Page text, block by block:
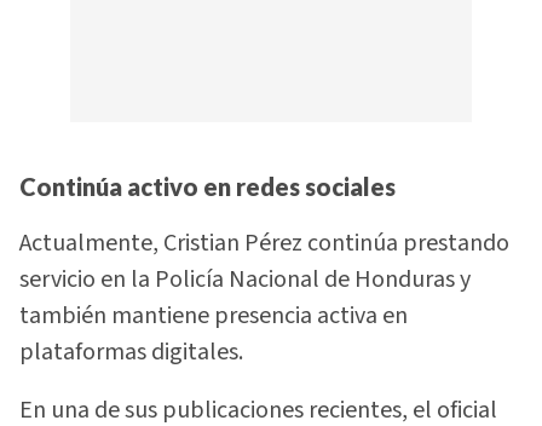
Continúa activo en redes sociales
Actualmente, Cristian Pérez continúa prestando
servicio en la Policía Nacional de Honduras y
también mantiene presencia activa en
plataformas digitales.
En una de sus publicaciones recientes, el oficial